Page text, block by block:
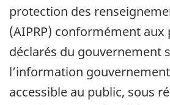
protection des
(AIPRP) conformément aux
déclarés du gouvernement
l’information
accessible au public, sous